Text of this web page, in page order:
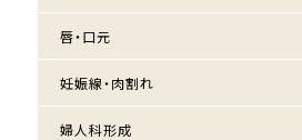
唇・口元
妊娠線・肉割れ
婦人科形成